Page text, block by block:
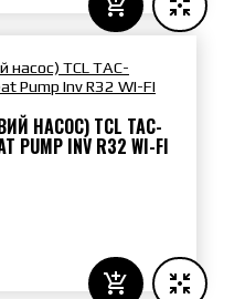
НАСОС) TCL TAC-
PUMP INV R32 WI-FI